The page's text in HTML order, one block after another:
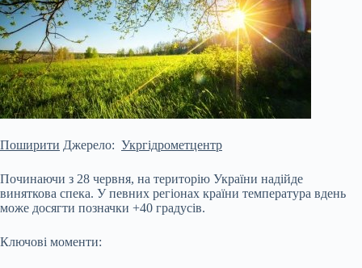
Поширити Джерело: Укргідрометцентр
Починаючи з 28 червня, на територію України надійде
виняткова спека. У певних регіонах країни температура вдень
може досягти позначки +40 градусів.
Ключові моменти: